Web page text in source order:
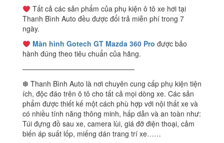
Tất cả các sản phẩm của phụ kiện ô tô xe hơi tại
Thanh Bình Auto đều được đổi trả miễn phí trong 7
ngày.
Màn hình Gotech GT Mazda 360 Pro được bảo
hành đúng theo tiêu chuẩn của hãng.
————————————————
❆ Thanh Bình Auto là nơi chuyên cung cấp phụ kiện tiện
ích, độc đáo trên ô tô cho tất cả mọi dòng xe. Các sản
phẩm được thiết kế một cách phù hợp với nội thất xe và
có nhiều tính năng thông minh, hấp dẫn và an toàn như:
Túi đựng đồ sau xe, camera lùi, giá đỡ điện thoại, cảm
biến áp suất lốp, miếng dán trang trí xe……